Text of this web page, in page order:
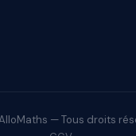
— Tous droits